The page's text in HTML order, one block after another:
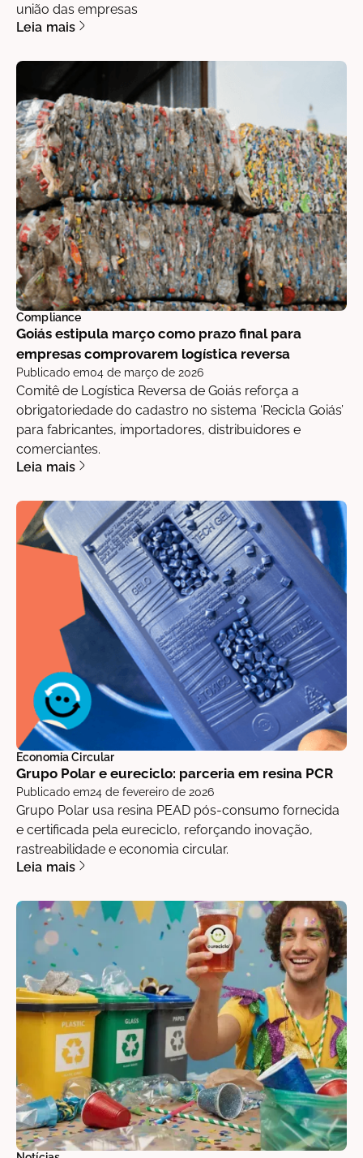
união das empresas
Leia mais
Compliance
Goiás estipula março como prazo final para
empresas comprovarem logística reversa
Publicado em04 de março de 2026
Comitê de Logística Reversa de Goiás reforça a
obrigatoriedade do cadastro no sistema ‘Recicla Goiás’
para fabricantes, importadores, distribuidores e
comerciantes.
Leia mais
Economia Circular
Grupo Polar e eureciclo: parceria em resina PCR
Publicado em24 de fevereiro de 2026
Grupo Polar usa resina PEAD pós-consumo fornecida
e certificada pela eureciclo, reforçando inovação,
rastreabilidade e economia circular.
Leia mais